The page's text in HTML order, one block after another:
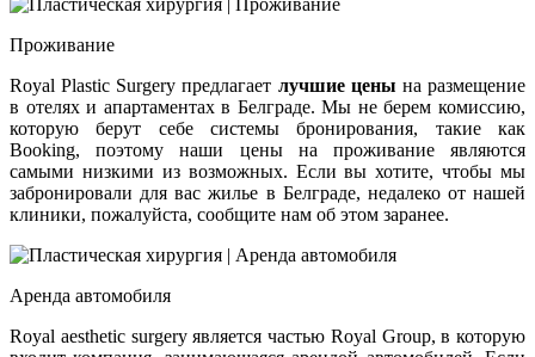
Проживание
Royal Plastic Surgery предлагает лучшие цены на размещение
в отелях и апартаментах в Белграде. Мы не берем комиссию,
которую берут себе системы бронирования, такие как
Booking, поэтому наши цены на проживание являются
самыми низкими из возможных. Если вы хотите, чтобы мы
забронировали для вас жилье в Белграде, недалеко от нашей
клиники, пожалуйста, сообщите нам об этом заранее.
Аренда автомобиля
Royal aesthetic surgery является частью Royal Group, в которую